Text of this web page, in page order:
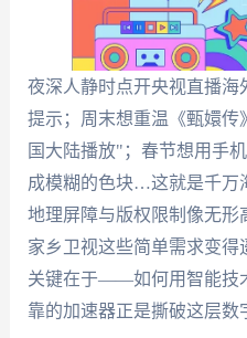
夜深人静时点开央视直播海
提示；周末想重温《甄嬛
国大陆播放"；春节想用手
成模糊的色块…这就是千万
地理屏障与版权限制像无形
家乡卫视这些简单需求变
关键在于——如何用智能技
靠的加速器正是撕破这层数